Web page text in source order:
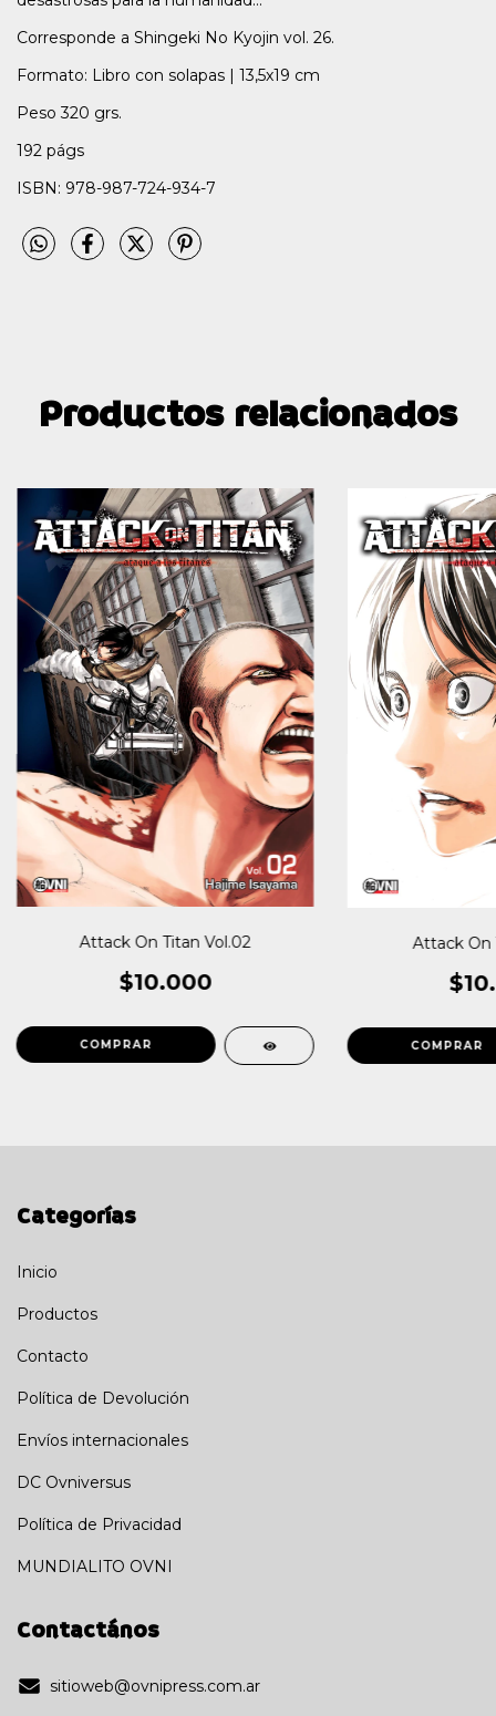
Corresponde a Shingeki No Kyojin vol. 26.
Formato: Libro con solapas | 13,5x19 cm
Peso 320 grs.
192 págs
ISBN: 978-987-724-934-7
Productos relacionados
Attack On Titan Vol.02
$10.000
Attack On
Categorías
Inicio
Productos
Contacto
Política de Devolución
Envíos internacionales
DC Ovniversus
Política de Privacidad
MUNDIALITO OVNI
Contactános
sitioweb@ovnipress.com.ar